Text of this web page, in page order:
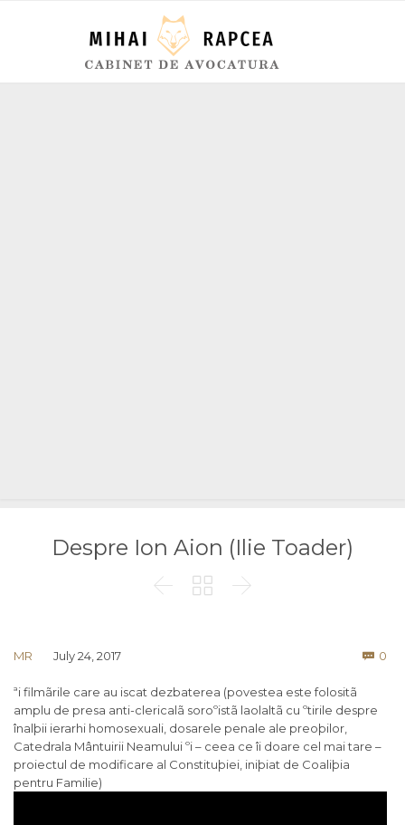
Despre Ion Aion (Ilie Toader)
  
MR July 24, 2017  0
ªi filmãrile care au iscat dezbaterea (povestea este folositã
amplu de presa anti-clericalã soroºistã laolaltã cu ºtirile despre
înalþii ierarhi homosexuali, dosarele penale ale preoþilor,
Catedrala Mântuirii Neamului ºi – ceea ce îi doare cel mai tare –
proiectul de modificare al Constituþiei, iniþiat de Coaliþia
pentru Familie)